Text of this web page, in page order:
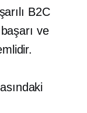
B2C
ve